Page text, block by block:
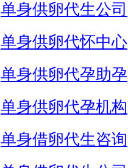
单身供卵代生公司
单身供卵代怀中心
单身供卵代孕助孕
单身供卵代孕机构
单身借卵代生咨询